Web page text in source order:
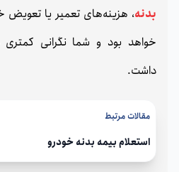
بدنه، هزینه‌های تعمیر یا
خواهد بود و شما نگرانی
داشت.
مقالات مرتبط
استعلام بیمه بدنه خودرو